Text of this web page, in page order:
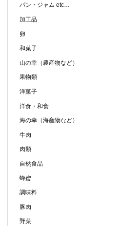
パン・ジャム etc…
加工品
卵
和菓子
山の幸（農産物など）
果物類
洋菓子
洋食・和食
海の幸（海産物など）
牛肉
肉類
自然食品
蜂蜜
調味料
豚肉
野菜